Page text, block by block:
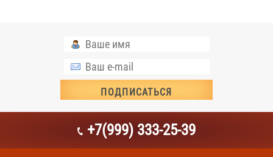
+7(999) 333-25-39